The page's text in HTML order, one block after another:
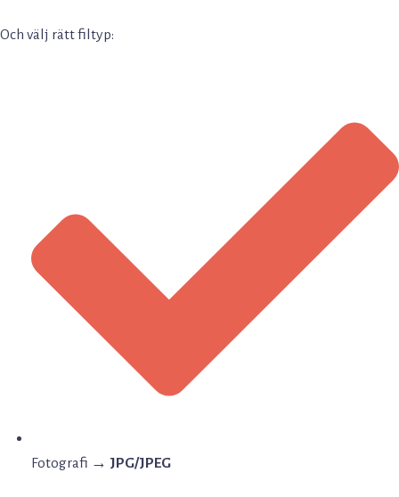
Och välj rätt filtyp:
Fotografi → JPG/JPEG